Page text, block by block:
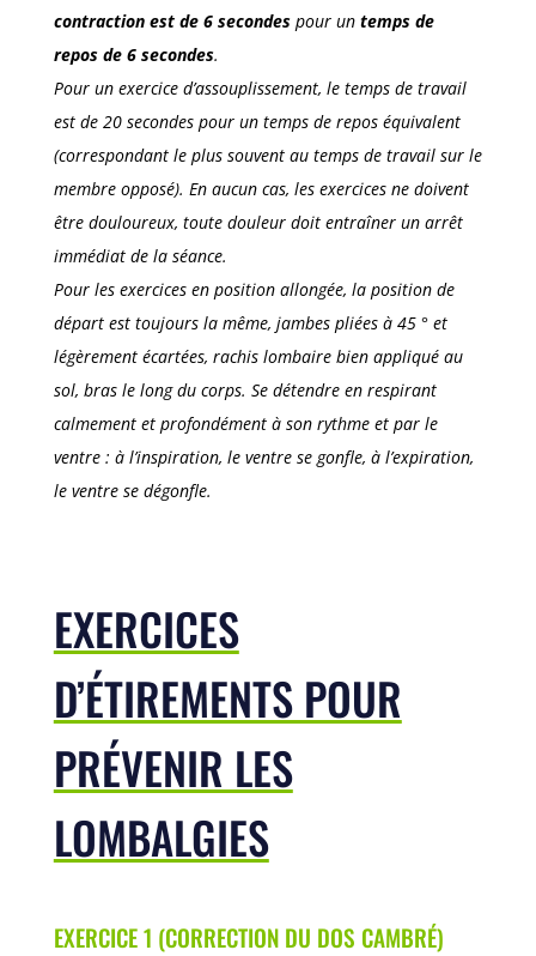
contraction est de 6 secondespour un temps de
repos de 6 secondes.
Pour un exercice d’assouplissement, le temps de travail
est de 20 secondes pour un temps de repos équivalent
(correspondant le plus souvent au temps de travail sur le
membre opposé). En aucun cas, les exercices ne doivent
être douloureux, toute douleur doit entraîner un arrêt
immédiat de la séance.
Pour les exercices en position allongée, la position de
départ est toujours la même, jambes pliées à 45 ° et
légèrement écartées, rachis lombaire bien appliqué au
sol, bras le long du corps. Se détendre en respirant
calmement et profondément à son rythme et par le
ventre : à l’inspiration, le ventre se gonfle, à l’expiration,
le ventre se dégonfle.
EXERCICES
D’ÉTIREMENTS POUR
PRÉVENIR LES
LOMBALGIES
EXERCICE 1 (CORRECTION DU DOS CAMBRÉ)